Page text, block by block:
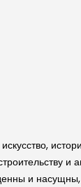
и насущны,